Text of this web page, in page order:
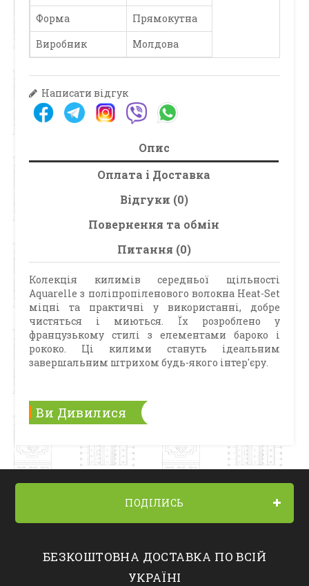
Форма
Прямокутна
Виробник
Молдова
Написати відгук
Опис
Оплата і Доставка
Відгуки (0)
Повернення та обмін
Питання (0)
Колекція килимів середньої щільності
Aquarelle з поліпропіленового волокна Heat-Set
міцні та практичні у використанні, добре
чистяться і миються. Їх розроблено у
французькому стилі з елементами бароко і
рококо. Ці килими стануть ідеальним
завершальним штрихом будь-якого інтер'єру.
Ви Дивилися
ПОДІЛИСЬ
БЕЗКОШТОВНА ДОСТАВКА ПО ВСІЙ
УКРАЇНІ